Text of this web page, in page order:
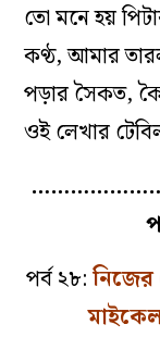
তো মনে হয়
কণ্ঠ, আমার
পড়ার সৈকত,
ওই লেখার
পর্ব ২৮:নিজের